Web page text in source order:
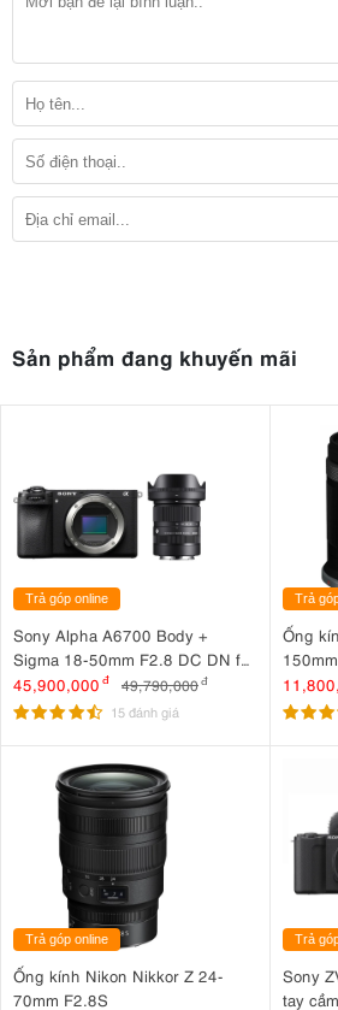
Sản phẩm đang khuyến mãi
Trả góp online
Sony Alpha A6700 Body +
Sigma 18-50mm F2.8 DC DN for
Sony
45,900,000 đ 49,790,000đ
15 đánh giá
Trả
Ống
Trả góp online
Ống kính Nikon Nikkor Z 24-
70mm F2.8S
Trả
Sony
tay